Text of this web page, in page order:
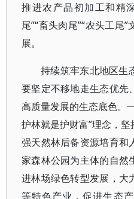
推进农产品初加工和精
尾”“畜头肉尾”“农头工尾
展。
持续筑牢东北地区生
要坚定不移地走生态优先
高质量发展的生态底色。
护林就是护财富”理念，
强天然林后备资源培育和
家森林公园为主体的自然
进林场绿色转型发展，大
等特色产业，促进生态